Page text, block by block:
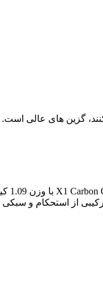
گزین های عالی است.
X1 Carbon با وزن 1.09 کیلوگرم، یکی از سبک ترین ورک‌استیشن‌ های
از استحکام و سبکی